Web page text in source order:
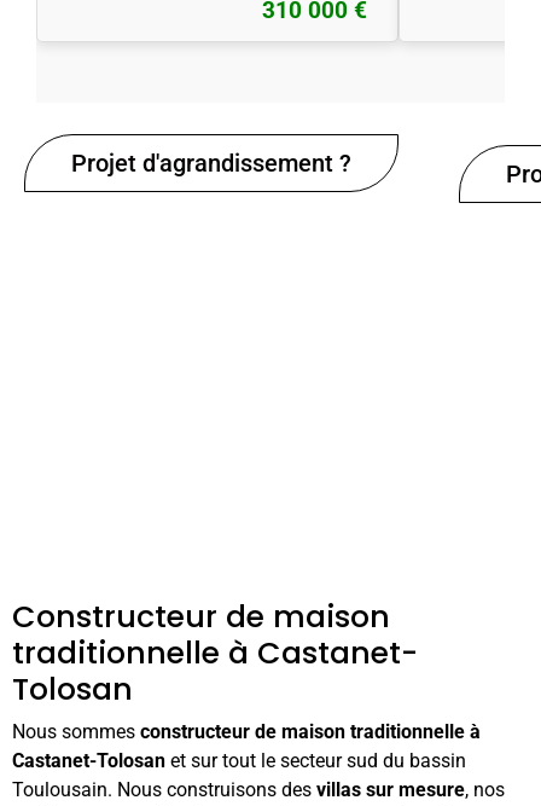
310 000 €
Projet d'agrandissement ?
Constructeur de maison
traditionnelle à Castanet-
Tolosan
Nous sommes constructeur de maison traditionnelle à
Castanet-Tolosan et sur tout le secteur sud du bassin
Toulousain. Nous construisons des villas sur mesure, nos